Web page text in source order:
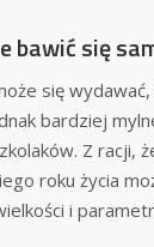
bawić się
się
bardziej
Z racji,
roku życia
i